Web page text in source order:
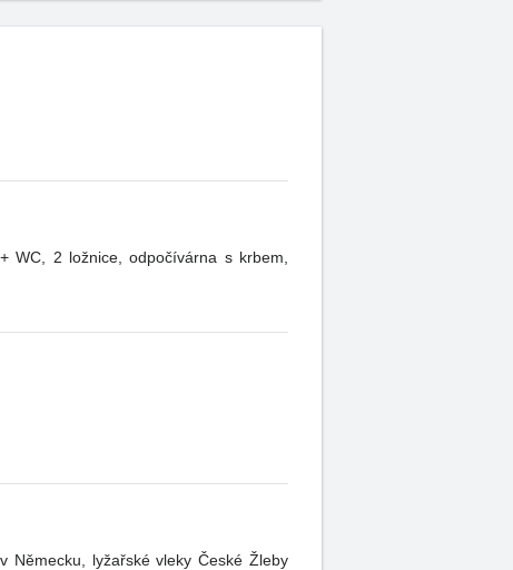
WC, 2 ložnice, odpočívárna s krbem,
Německu, lyžařské vleky České Žleby